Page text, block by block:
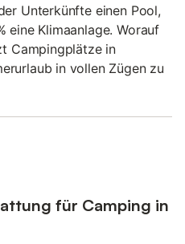
Unterkünfte einen Pool,
eine Klimaanlage. Worauf
Campingplätze in
in vollen Zügen zu
für Camping in